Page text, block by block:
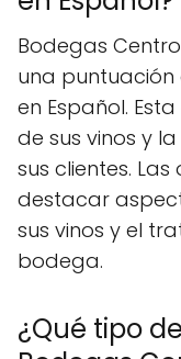
Bodegas
una puntuación
en Español.
de sus vinos y
sus clientes.
destacar
sus vinos y el
bodega.
¿Qué tipo